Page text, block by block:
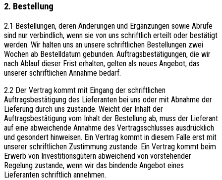
2. Bestellung
2.1 Bestellungen, deren Änderungen und Ergänzungen sowie Abrufe
sind nur verbindlich, wenn sie von uns schriftlich erteilt oder bestätigt
werden. Wir halten uns an unsere schriftlichen Bestellungen zwei
Wochen ab Bestelldatum gebunden. Auftragsbestätigungen, die wir
nach Ablauf dieser Frist erhalten, gelten als neues Angebot, das
unserer schriftlichen Annahme bedarf.
2.2 Der Vertrag kommt mit Eingang der schriftlichen
Auftragsbestätigung des Lieferanten bei uns oder mit Abnahme der
Lieferung durch uns zustande. Weicht der Inhalt der
Auftragsbestätigung vom Inhalt der Bestellung ab, muss der Lieferant
auf eine abweichende Annahme des Vertragsschlusses ausdrücklich
und gesondert hinweisen. Ein Vertrag kommt in diesem Falle erst mit
unserer schriftlichen Zustimmung zustande. Ein Vertrag kommt beim
Erwerb von Investitionsgütern abweichend von vorstehender
Regelung zustande, wenn wir das bindende Angebot eines
Lieferanten schriftlich annehmen.